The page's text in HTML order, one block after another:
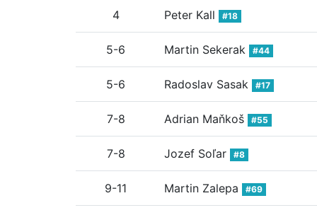
4 Peter Kall #18
5-6 Martin Sekerak #44
5-6 Radoslav Sasak #17
7-8 Adrian Maňkoš #55
7-8 Jozef Soľar #8
9-11 Martin Zalepa #69